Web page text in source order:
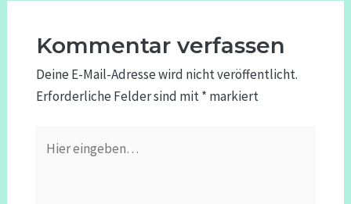
Kommentar verfassen
Deine E-Mail-Adresse wird nicht veröffentlicht.
Erforderliche Felder sind mit* markiert
eingeben…